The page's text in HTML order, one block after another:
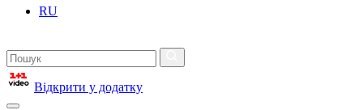
RU
Відкрити у додатку